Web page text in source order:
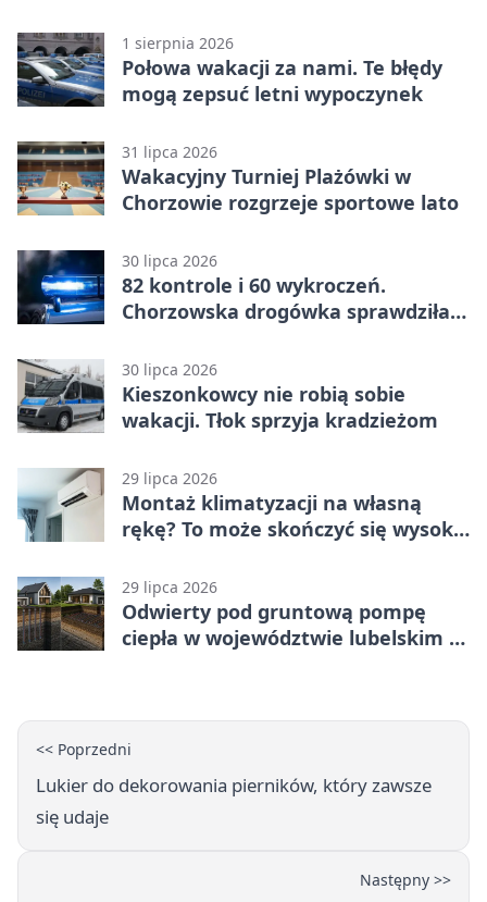
1 sierpnia 2026
Połowa wakacji za nami. Te błędy
mogą zepsuć letni wypoczynek
31 lipca 2026
Wakacyjny Turniej Plażówki w
Chorzowie rozgrzeje sportowe lato
30 lipca 2026
82 kontrole i 60 wykroczeń.
Chorzowska drogówka sprawdziła
30 lipca 2026
Kieszonkowcy nie robią sobie
wakacji. Tłok sprzyja kradzieżom
29 lipca 2026
Montaż klimatyzacji na własną
rękę? To może skończyć się wysoką
29 lipca 2026
Odwierty pod gruntową pompę
ciepła w województwie lubelskim -
<< Poprzedni
Lukier do dekorowania pierników, który zawsze
się udaje
Następny >>